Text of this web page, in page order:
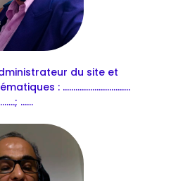
du site et
: ................................
......